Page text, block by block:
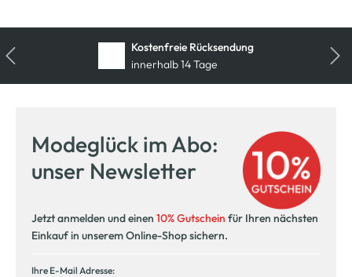
Kostenfreie Rücksendung
innerhalb 14 Tage
Modeglück im Abo:
unser Newsletter
Jetzt anmelden und einen 10% Gutschein für Ihren nächsten
Einkauf in unserem Online-Shop sichern.
Ihre E-Mail Adresse: